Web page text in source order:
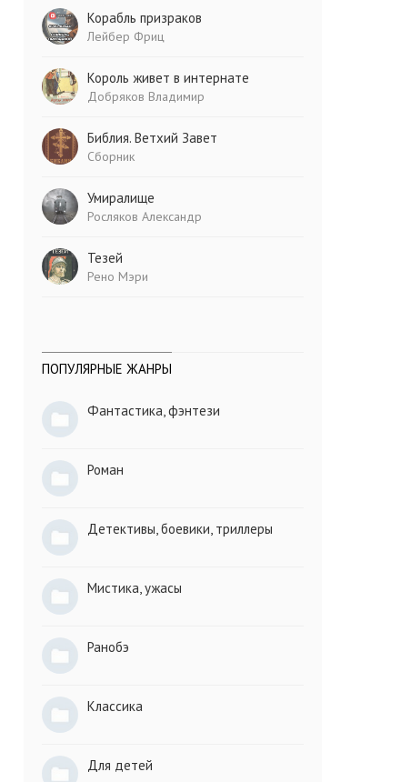
Корабль призраков
Лейбер Фриц
Король живет в интернате
Добряков Владимир
Библия. Ветхий Завет
Сборник
Умиралище
Росляков Александр
Тезей
Рено Мэри
ПОПУЛЯРНЫЕ ЖАНРЫ
Фантастика, фэнтези
Роман
Детективы, боевики, триллеры
Мистика, ужасы
Ранобэ
Классика
Для детей